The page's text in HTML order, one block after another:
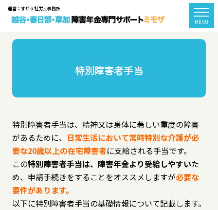
MENU
運営：すどう社労士事務所
特別障害者手当
特別障害者手当は、精神又は身体に著しい重度の障害
があるために、 日常生活において常時特別な介護が必
要な20歳以上の在宅障害者に支給される手当です。
この特別障害者手当は、障害年金より受給しやすいた
め、申請手続きをすることをオススメしますが必要な
要件があります。
以下に特別障害者手当の基礎情報について記載します。